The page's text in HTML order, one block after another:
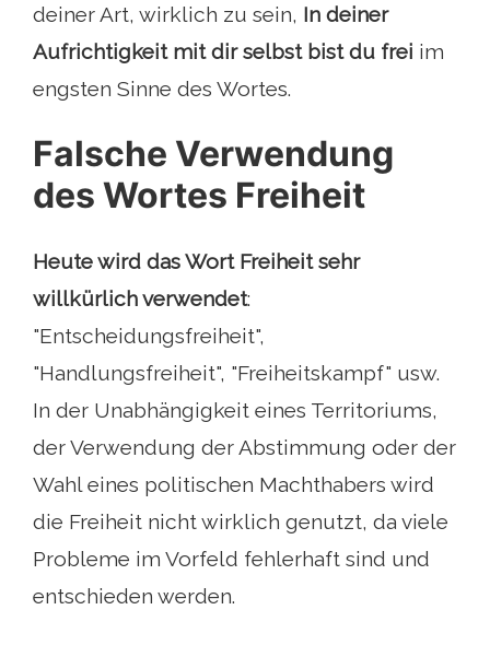
deiner Art, wirklich zu sein, In deiner
Aufrichtigkeit mit dir selbst bist du frei im
engsten Sinne des Wortes.
Falsche Verwendung
des Wortes Freiheit
Heute wird das Wort Freiheit sehr
willkürlich verwendet:
"Entscheidungsfreiheit",
"Handlungsfreiheit", "Freiheitskampf" usw.
In der Unabhängigkeit eines Territoriums,
der Verwendung der Abstimmung oder der
Wahl eines politischen Machthabers wird
die Freiheit nicht wirklich genutzt, da viele
Probleme im Vorfeld fehlerhaft sind und
entschieden werden.